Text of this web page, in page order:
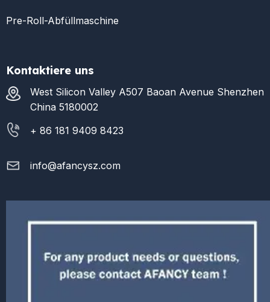
Pre-Roll-Abfüllmaschine
Kontaktiere uns
West Silicon Valley A507 Baoan Avenue Shenzhen
China 5180002
+ 86 181 9409 8423
info@afancysz.com